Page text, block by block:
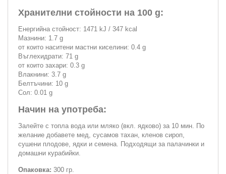
Хранителни стойности на 100 g:
Енергийна стойност: 1471 kJ / 347 kcal
Мазнини: 1.7 g
от които наситени мастни киселини: 0.4 g
Въглехидрати: 71 g
от които захари: 0.3 g
Влакнини: 3.7 g
Белтъчини: 10 g
Сол: 0.01 g
Начин на употреба:
Залейте с топла вода или мляко (вкл. ядково) за 10 мин. По
желание добавете мед, сусамов тахан, кленов сироп,
сушени плодове, ядки и семена. Подходящи за палачинки и
домашни курабийки.
Опаковка: 300 гр.